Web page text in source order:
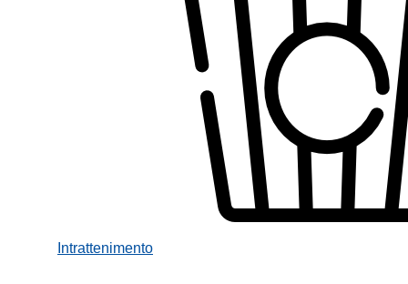
Intrattenimento